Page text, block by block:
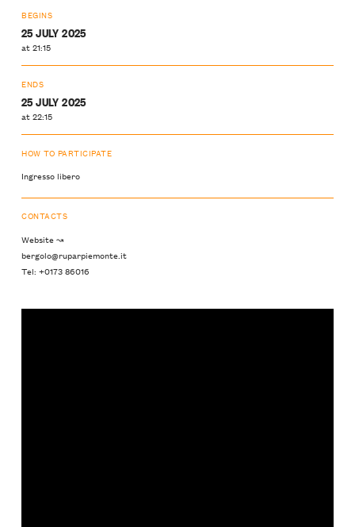
BEGINS
25 JULY 2025
at 21:15
ENDS
25 JULY 2025
at 22:15
HOW TO PARTICIPATE
Ingresso libero
CONTACTS
Website ↝
bergolo@ruparpiemonte.it
Tel: +0173 86016